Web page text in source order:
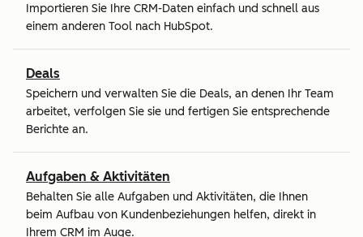
Importieren Sie Ihre CRM-Daten einfach und schnell aus
einem anderen Tool nach HubSpot.
Deals
Speichern und verwalten Sie die Deals, an denen Ihr Team
arbeitet, verfolgen Sie sie und fertigen Sie entsprechende
Berichte an.
Aufgaben & Aktivitäten
Behalten Sie alle Aufgaben und Aktivitäten, die Ihnen
beim Aufbau von Kundenbeziehungen helfen, direkt in
Ihrem CRM im Auge.